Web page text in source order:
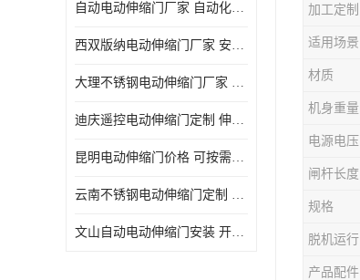
自动电动伸缩门厂家 自动化操作
西双版纳电动伸缩门厂家 安全性高
大理不锈钢电动伸缩门厂家 适合狭窄通道
迪庆遥控电动伸缩门定制 伸缩结构设计
昆明电动伸缩门价格 可按需定制
云南不锈钢电动伸缩门定制 自动化操作
文山自动电动伸缩门安装 开启后占用空间小
加工定制
适用场景
材质
机身重量
电源电压
闸杆长度
规格
脱机运行
产品配件